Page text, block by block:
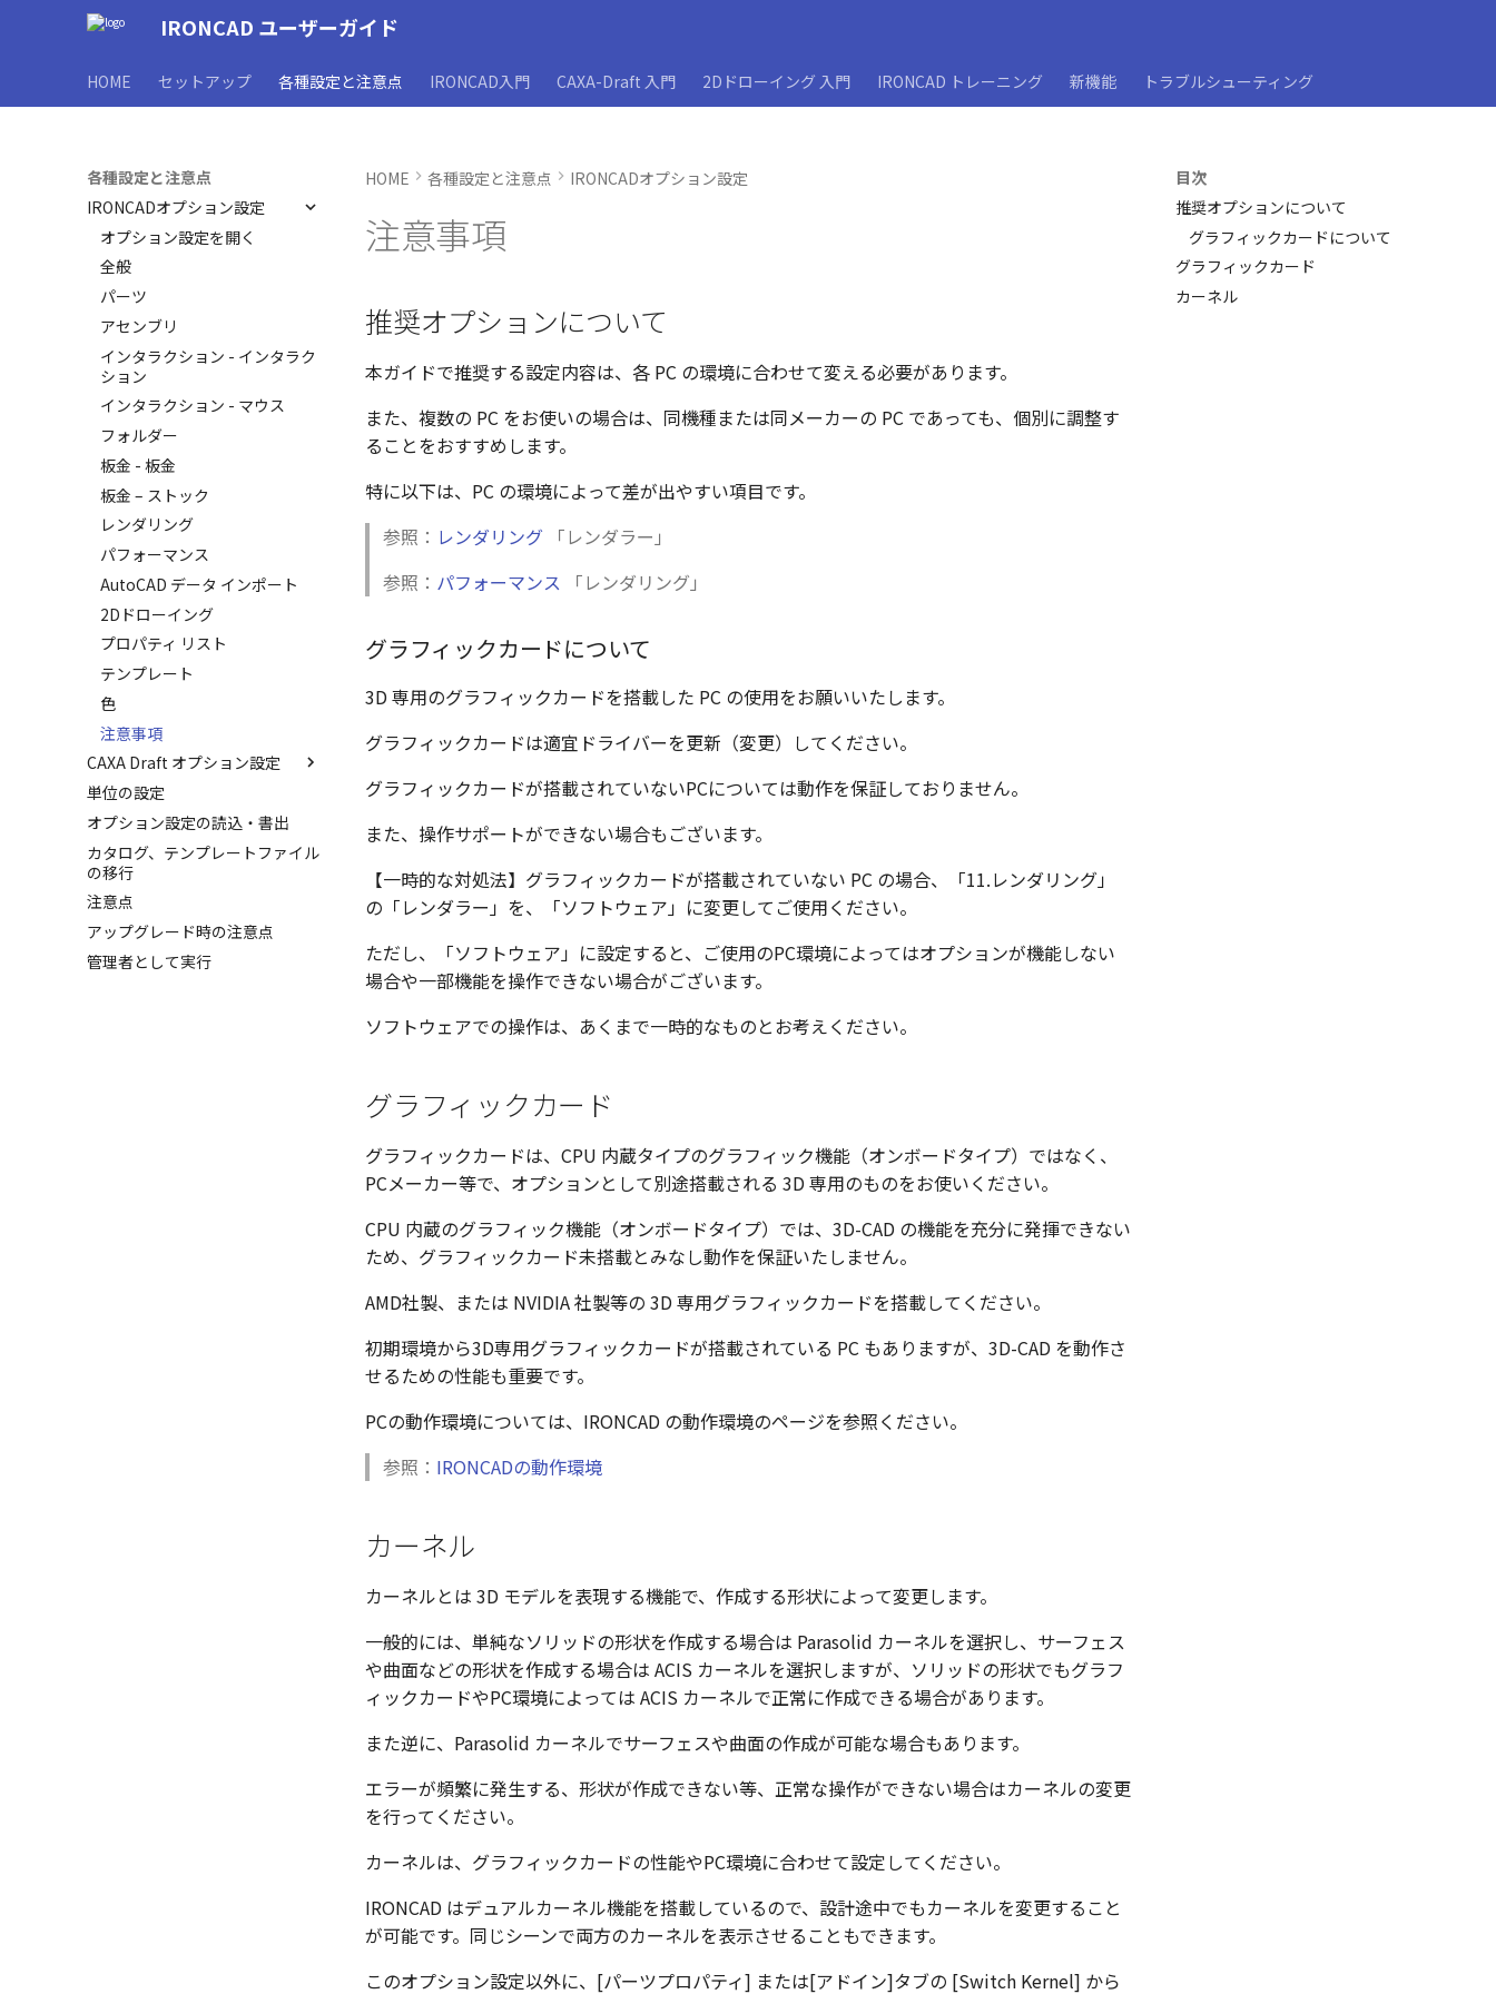
IRONCAD ユーザーガイド
HOME セットアップ 各種設定と注意点 IRONCAD入門 CAXA-Draft 入門 2Dドローイング 入門 IRONCAD トレーニング 新機能 トラブルシューティング
各種設定と注意点
IRONCADオプション設定
オプション設定を開く
全般
パーツ
アセンブリ
インタラクション - インタラク
ション
インタラクション - マウス
フォルダー
板金 - 板金
板金 – ストック
レンダリング
パフォーマンス
AutoCAD データ インポート
2Dドローイング
プロパティ リスト
テンプレート
色
注意事項
CAXA Draft オプション設定
オプション設定を開く
初期化、読み込み、書き出し
パス
表示
システム
インタラクション
テキスト
単位の設定
オプション設定の読込・書出
カタログ、テンプレートファイル
の移行
注意点
アップグレード時の注意点
管理者として実行
目次
推奨オプションについて
グラフィックカードについて
グラフィックカード
カーネル
HOME 各種設定と注意点 IRONCADオプション設定
注意事項
推奨オプションについて
本ガイドで推奨する設定内容は、各 PC の環境に合わせて変える必要があります。
また、複数の PC をお使いの場合は、同機種または同メーカーの PC であっても、個別に調整す
ることをおすすめします。
特に以下は、PC の環境によって差が出やすい項目です。
参照： レンダリング 「レンダラー」
参照： パフォーマンス 「レンダリング」
グラフィックカードについて
3D 専用のグラフィックカードを搭載した PC の使用をお願いいたします。
グラフィックカードは適宜ドライバーを更新（変更）してください。
グラフィックカードが搭載されていないPCについては動作を保証しておりません。
また、操作サポートができない場合もございます。
【一時的な対処法】グラフィックカードが搭載されていない PC の場合、「11.レンダリング」
の「レンダラー」を、「ソフトウェア」に変更してご使用ください。
ただし、「ソフトウェア」に設定すると、ご使用のPC環境によってはオプションが機能しない
場合や一部機能を操作できない場合がございます。
ソフトウェアでの操作は、あくまで一時的なものとお考えください。
グラフィックカード
グラフィックカードは、CPU 内蔵タイプのグラフィック機能（オンボードタイプ）ではなく、
PCメーカー等で、オプションとして別途搭載される 3D 専用のものをお使いください。
CPU 内蔵のグラフィック機能（オンボードタイプ）では、3D-CAD の機能を充分に発揮できない
ため、グラフィックカード未搭載とみなし動作を保証いたしません。
AMD社製、または NVIDIA 社製等の 3D 専用グラフィックカードを搭載してください。
初期環境から3D専用グラフィックカードが搭載されている PC もありますが、3D-CAD を動作さ
せるための性能も重要です。
PCの動作環境については、IRONCAD の動作環境のページを参照ください。
参照： IRONCADの動作環境
カーネル
カーネルとは 3D モデルを表現する機能で、作成する形状によって変更します。
一般的には、単純なソリッドの形状を作成する場合は Parasolid カーネルを選択し、サーフェス
や曲面などの形状を作成する場合は ACIS カーネルを選択しますが、ソリッドの形状でもグラフ
ィックカードやPC環境によっては ACIS カーネルで正常に作成できる場合があります。
また逆に、Parasolid カーネルでサーフェスや曲面の作成が可能な場合もあります。
エラーが頻繁に発生する、形状が作成できない等、正常な操作ができない場合はカーネルの変更
を行ってください。
カーネルは、グラフィックカードの性能やPC環境に合わせて設定してください。
IRONCAD はデュアルカーネル機能を搭載しているので、設計途中でもカーネルを変更すること
が可能です。同じシーンで両方のカーネルを表示させることもできます。
このオプション設定以外に、[パーツプロパティ] または[アドイン]タブの [Switch Kernel] から